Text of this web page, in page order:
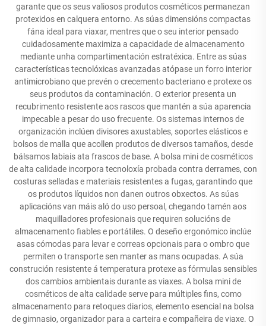
garante que os seus valiosos produtos cosméticos permanezan
protexidos en calquera entorno. As súas dimensións compactas
fána ideal para viaxar, mentres que o seu interior pensado
cuidadosamente maximiza a capacidade de almacenamento
mediante unha compartimentación estratéxica. Entre as súas
características tecnolóxicas avanzadas atópase un forro interior
antimicrobiano que prevén o crecemento bacteriano e protexe os
seus produtos da contaminación. O exterior presenta un
recubrimento resistente aos rascos que mantén a súa aparencia
impecable a pesar do uso frecuente. Os sistemas internos de
organización inclúen divisores axustables, soportes elásticos e
bolsos de malla que acollen produtos de diversos tamaños, desde
bálsamos labiais ata frascos de base. A bolsa mini de cosméticos
de alta calidade incorpora tecnoloxía probada contra derrames, con
costuras selladas e materiais resistentes a fugas, garantindo que
os produtos líquidos non danen outros obxectos. As súas
aplicacións van máis aló do uso persoal, chegando tamén aos
maquilladores profesionais que requiren solucións de
almacenamento fiables e portátiles. O deseño ergonómico inclúe
asas cómodas para levar e correas opcionais para o ombro que
permiten o transporte sen manter as mans ocupadas. A súa
construción resistente á temperatura protexe as fórmulas sensibles
dos cambios ambientais durante as viaxes. A bolsa mini de
cosméticos de alta calidade serve para múltiples fins, como
almacenamento para retoques diarios, elemento esencial na bolsa
de gimnasio, organizador para a carteira e compañeira de viaxe. O